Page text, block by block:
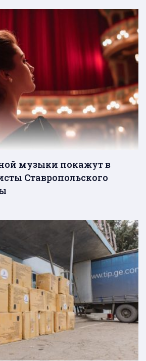
музыки покажут в
Ставропольского